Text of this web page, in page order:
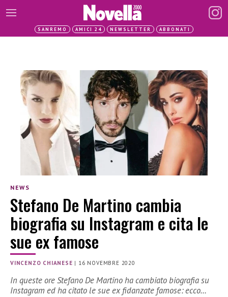
SANREMO AMICI 24 NEWSLETTER ABBONATI
NEWS
Stefano De Martino cambia
biografia su Instagram e cita le
sue ex famose
VINCENZO CHIANESE | 16 NOVEMBRE 2020
In queste ore Stefano De Martino ha cambiato biografia su
Instagram ed ha citato le sue ex fidanzate famose: ecco…